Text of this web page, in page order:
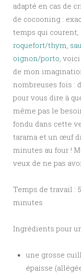
adapté en cas de
de cocooning :
temps qui
roquefort/thym
oignon/porto ,
de mon
nombreuses fois :
pour vous dire à
même pas le
fondu dans cette
tarama et un œuf
minutes au four !
veux de ne pas
Temps de travail :
minutes
Ingrédients pour
une grosse
épaisse